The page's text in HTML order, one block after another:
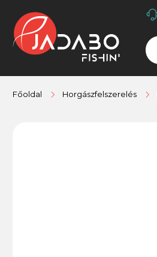
Főoldal Horgászfelszerelés